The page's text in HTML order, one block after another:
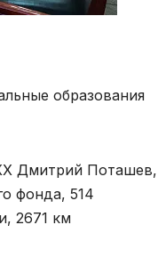
образования
Дмитрий
фонда, 514
2671 км